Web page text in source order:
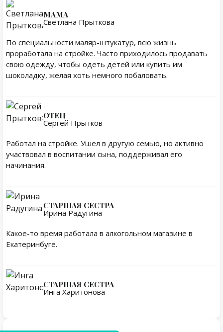
МАМА
Светлана Прыткова
По специальности маляр-штукатур, всю жизнь
проработала на стройке. Часто приходилось продавать
свою одежду, чтобы одеть детей или купить им
шоколадку, желая хоть немного побаловать.
ОТЕЦ
Сергей Прытков
Работал на стройке. Ушел в другую семью, но активно
участвовал в воспитании сына, поддерживал его
начинания.
СТАРШАЯ СЕСТРА
Ирина Радугина
Какое-то время работала в алкогольном магазине в
Екатеринбуге.
СТАРШАЯ СЕСТРА
Инга Харитонова